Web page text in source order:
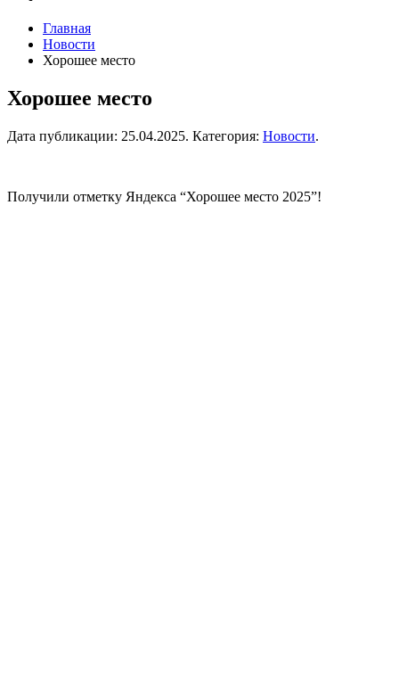
Главная
Новости
Хорошее место
Хорошее место
Дата публикации: 25.04.2025. Категория: Новости.
Получили отметку Яндекса “Хорошее место 2025”!